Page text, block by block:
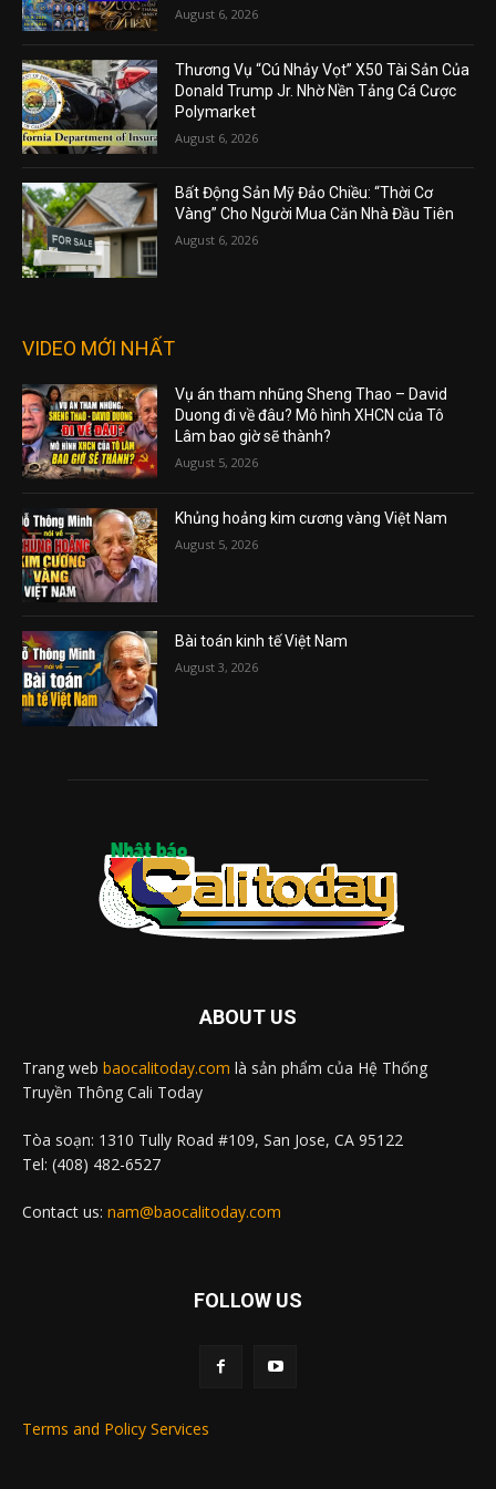
August 6, 2026
Thương Vụ “Cú Nhảy Vọt” X50 Tài Sản Của
Donald Trump Jr. Nhờ Nền Tảng Cá Cược
Polymarket
August 6, 2026
Bất Động Sản Mỹ Đảo Chiều: “Thời Cơ
Vàng” Cho Người Mua Căn Nhà Đầu Tiên
August 6, 2026
VIDEO MỚI NHẤT
Vụ án tham nhũng Sheng Thao – David
Duong đi về đâu? Mô hình XHCN của Tô
Lâm bao giờ sẽ thành?
August 5, 2026
Khủng hoảng kim cương vàng Việt Nam
August 5, 2026
Bài toán kinh tế Việt Nam
August 3, 2026
ABOUT US
Trang web baocalitoday.com là sản phẩm của Hệ Thống
Truyền Thông Cali Today
Tòa soạn: 1310 Tully Road #109, San Jose, CA 95122
Tel: (408) 482-6527
Contact us: nam@baocalitoday.com
FOLLOW US
Terms and Policy Services